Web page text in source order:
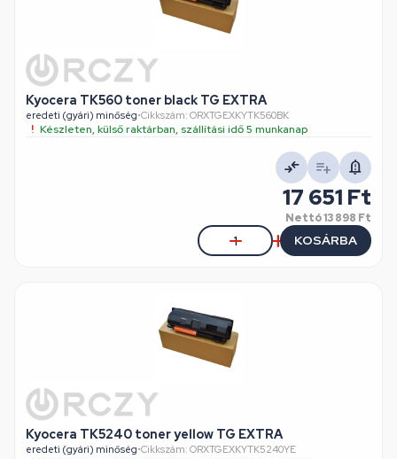
Kyocera TK560 toner black TG EXTRA
eredeti (gyári) minőség•Cikkszám: ORXTGEXKYTK560BK
Készleten, külső raktárban, szállítási idő 5 munkanap
17 651 Ft
Nettó13 898 Ft
KOSÁRBA
Kyocera TK5240 toner yellow TG EXTRA
eredeti (gyári) minőség•Cikkszám: ORXTGEXKYTK5240YE